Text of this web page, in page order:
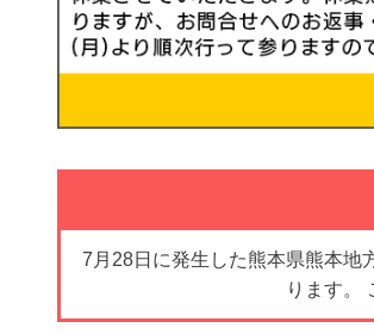
7月28日に発生した熊本県熊本地
ります。